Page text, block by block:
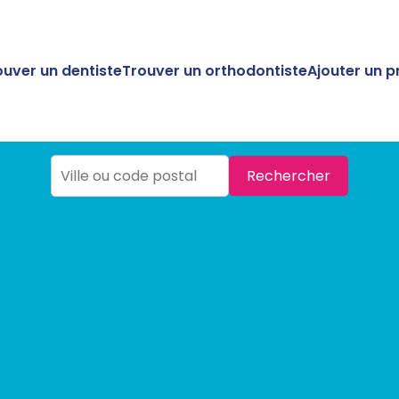
un dentisteTrouver un orthodontisteAjouter un
Rechercher